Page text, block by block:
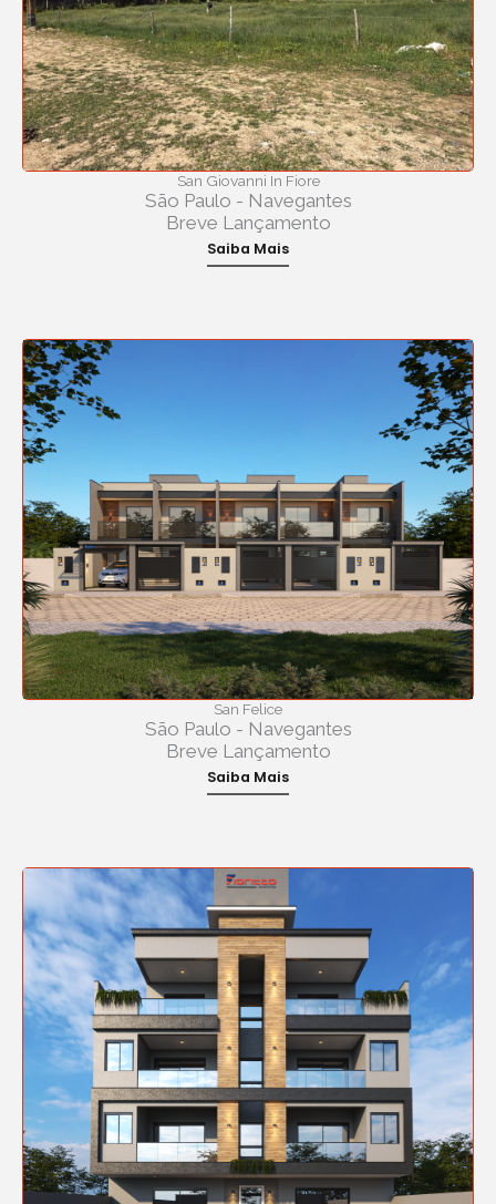
San Giovanni In Fiore
São Paulo - Navegantes
Breve Lançamento
Saiba Mais
San Felice
São Paulo - Navegantes
Breve Lançamento
Saiba Mais